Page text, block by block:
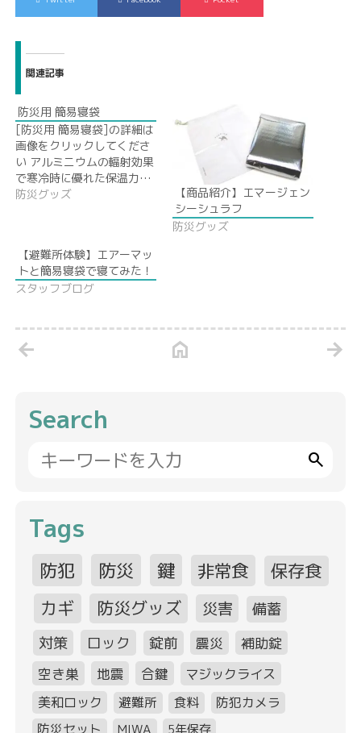
関連記事
防災用 簡易寝袋
[防災用 簡易寝袋]の詳細は
画像をクリックしてくださ
い アルミニウムの輻射効果
で寒冷時に優れた保温力…
防災グッズ
【商品紹介】エマージェン
シーシュラフ
防災グッズ
【避難所体験】エアーマッ
トと簡易寝袋で寝てみた！
スタッフブログ
arrow_back home arrow_forward
Search
search
Tags
防犯 防災 鍵 非常食
保存食
カギ
防災グッズ 災害
備蓄
対策
ロック 錠前 震災
補助錠
空き巣
地震 合鍵
マジックライス
美和ロック
避難所 食料
防犯カメラ
防災セット